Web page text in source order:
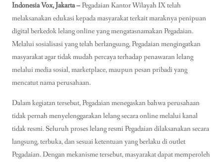
Indonesia Vox, Jakarta –Pegadaian Kantor Wilayah IX telah
melaksanakan edukasi kepada masyarakat terkait maraknya penipuan
digital berkedok lelang online yang mengatasnamakan Pegadaian.
Melalui sosialisasi yang telah berlangsung, Pegadaian mengingatkan
masyarakat agar tidak mudah percaya terhadap penawaran lelang
melalui media sosial, marketplace, maupun pesan pribadi yang
mencatut nama perusahaan.
Dalam kegiatan tersebut, Pegadaian menegaskan bahwa perusahaan
tidak pernah menyelenggarakan lelang secara online melalui kanal
tidak resmi. Seluruh proses lelang resmi Pegadaian dilaksanakan secara
langsung, terbuka, dan sesuai ketentuan yang berlaku di outlet
Pegadaian. Dengan mekanisme tersebut, masyarakat dapat memperoleh